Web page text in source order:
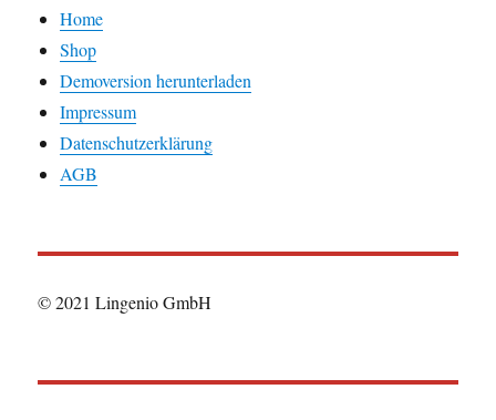
Home
Shop
Demoversion herunterladen
Impressum
Datenschutzerklärung
AGB
© 2021 Lingenio GmbH